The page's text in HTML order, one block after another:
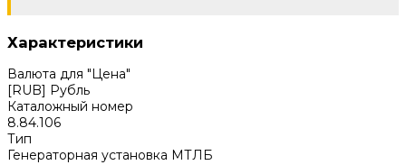
Характеристики
Валюта для "Цена"
[RUB] Рубль
Каталожный номер
8.84.106
Тип
Генераторная установка МТЛБ